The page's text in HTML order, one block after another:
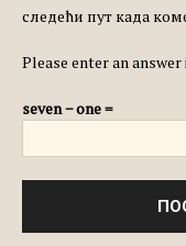
следећи пут када
Please enter an
seven − one =